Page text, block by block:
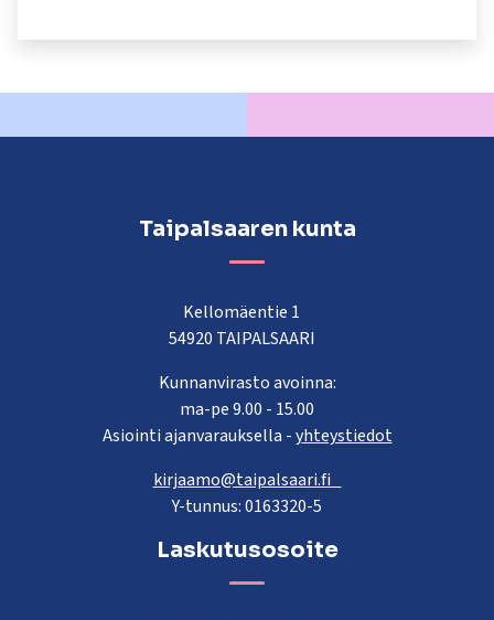
ja
Taipalsaaren kunta
Kellomäentie 1
54920 TAIPALSAARI
Kunnanvirasto avoinna:
ma-pe 9.00 - 15.00
Asiointi ajanvarauksella -yhteystiedot
kirjaamo@taipalsaari.fi
Y-tunnus: 0163320-5
Laskutusosoite